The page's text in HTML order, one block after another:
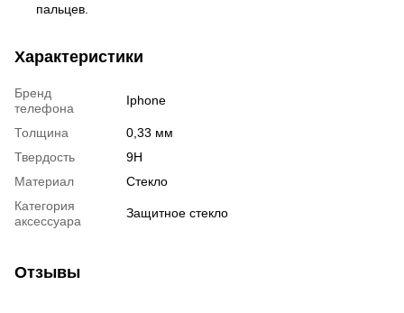
пальцев.
Характеристики
Бренд
телефона
Iphone
Толщина
0,33 мм
Твердость
9H
Материал
Стекло
Категория
аксессуара
Защитное стекло
Отзывы